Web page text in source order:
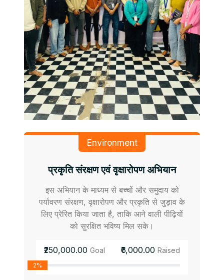
Environment
प्रकृति संरक्षण एवं वृक्षारोपण अभियान
इस अभियान के माध्यम से बच्चों और समुदाय को
पर्यावरण संरक्षण, वृक्षारोपण और प्रकृति से जुड़ाव के
लिए प्रेरित किया जाता है, ताकि आने वाली पीढ़ियों
को सुरक्षित भविष्य मिल सके।
₹250,000.00 Goal ₹6,000.00 Raised
2%